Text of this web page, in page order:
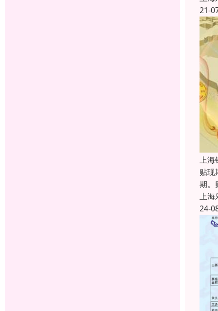
21-
上海
贴现
期。
上海
24-